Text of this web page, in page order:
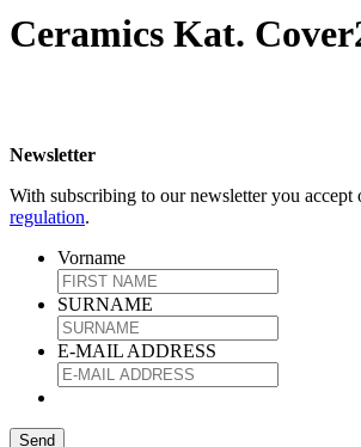
Ceramics Kat.
Newsletter
With subscribing to our newsletter you accept
regulation.
Vorname
SURNAME
E-MAIL ADDRESS